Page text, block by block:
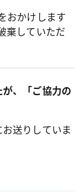
おかけします
棄していただ
、「ご協力の
送りしていま